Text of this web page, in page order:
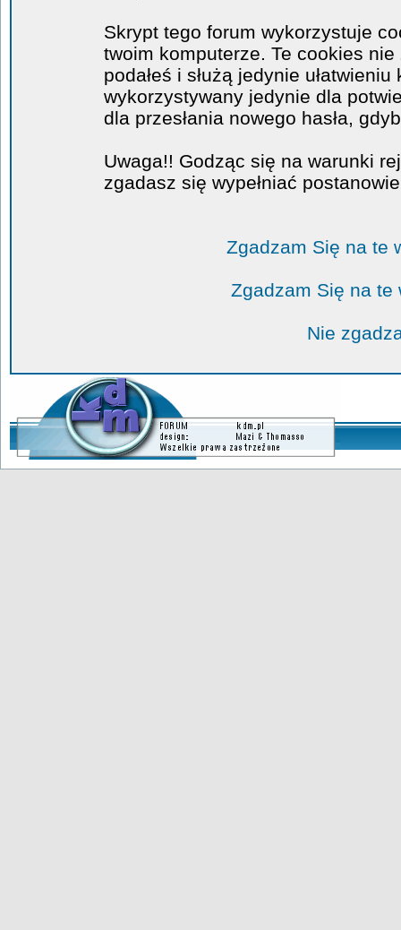
Skrypt tego forum wykorzystuje
twoim komputerze. Te cookies
podałeś i służą jedynie
wykorzystywany jedynie dla
dla przesłania nowego hasła,
Uwaga!! Godząc się na warunki
zgadasz się wypełniać
Zgadzam Się na te
Zgadzam Się na
Nie